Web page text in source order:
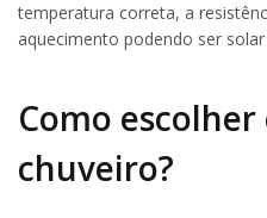
temperatura correta, a
aquecimento podendo ser
Como
chuveiro?